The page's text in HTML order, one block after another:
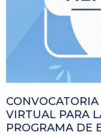
VIRTUAL PARA
PROGRAMA DE